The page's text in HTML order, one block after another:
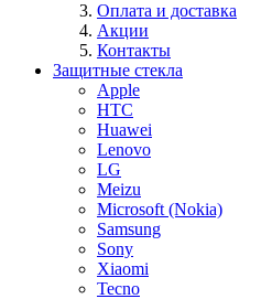
Оплата и доставка
Акции
Контакты
Защитные стекла
Apple
HTC
Huawei
Lenovo
LG
Meizu
Microsoft (Nokia)
Samsung
Sony
Xiaomi
Tecno